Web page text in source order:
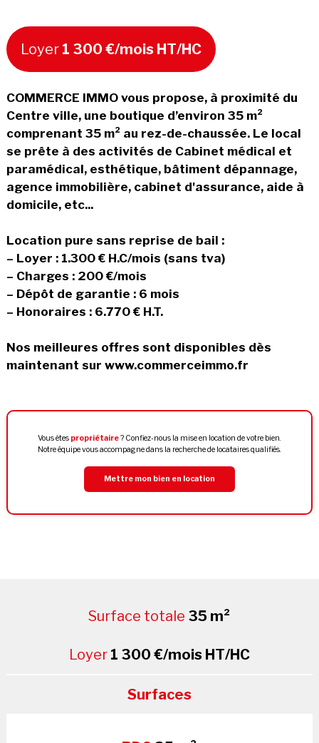
Loyer 1 300 €/mois HT/HC
COMMERCE IMMO vous propose, à proximité du
Centre ville, une boutique d’environ 35 m²
comprenant 35 m² au rez-de-chaussée. Le local
se prête à des activités de Cabinet médical et
paramédical, esthétique, bâtiment dépannage,
agence immobilière, cabinet d'assurance, aide à
domicile, etc...
Location pure sans reprise de bail :
– Loyer : 1.300 € H.C/mois (sans tva)
– Charges : 200 €/mois
– Dépôt de garantie : 6 mois
– Honoraires : 6.770 € H.T.
Nos meilleures offres sont disponibles dès
maintenant sur www.commerceimmo.fr
Vous êtes propriétaire? Confiez-nous la mise en location de votre bien.
Notre équipe vous accompagne dans la recherche de locataires qualifiés.
Mettre mon bien en location
Surface totale 35 m²
Loyer 1 300 €/mois HT/HC
Surfaces